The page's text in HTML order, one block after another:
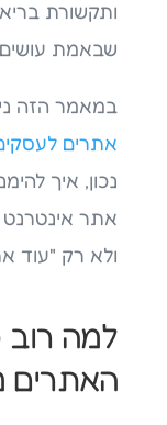
ותקשורת
שבאמת
במאמר הזה
אתרים
נכון, איך
אתר
ולא רק "עוד
למה רוב
האתרים